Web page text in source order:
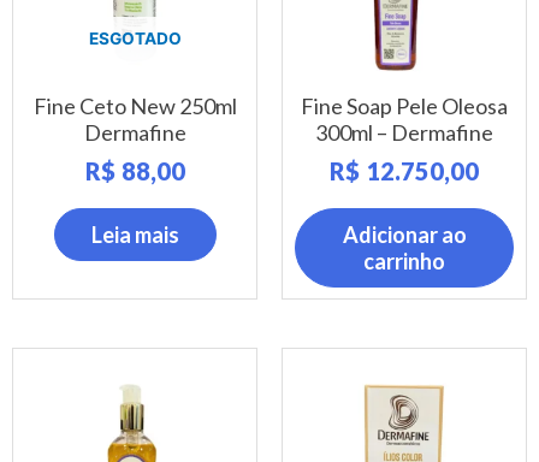
ESGOTADO
Fine Ceto New 250ml
Dermafine
R$ 88,00
Leia mais
Fine Soap Pele Oleosa
300ml – Dermafine
R$ 12.750,00
Adicionar ao
carrinho